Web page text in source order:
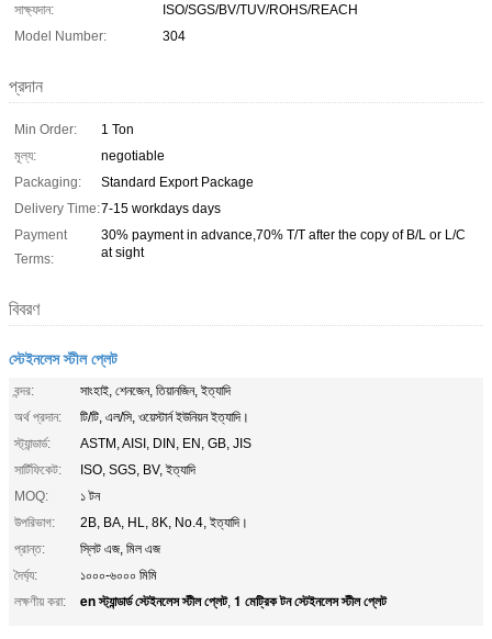
সাক্ষ্যদান:
ISO/SGS/BV/TUV/ROHS/REACH
Model Number:
304
প্রদান
Min Order:
1 Ton
মূল্য:
negotiable
Packaging:
Standard Export Package
Delivery Time:7-15 workdays days
Payment
Terms:
30% payment in advance,70% T/T after the copy of B/L or L/C
at sight
বিবরণ
স্টেইনলেস স্টীল প্লেট
বন্দর:
সাংহাই, শেনজেন, তিয়ানজিন, ইত্যাদি
অর্থ প্রদান:
টি/টি, এল/সি, ওয়েস্টার্ন ইউনিয়ন ইত্যাদি।
স্ট্যান্ডার্ড:
ASTM, AISI, DIN, EN, GB, JIS
সার্টিফিকেট:
ISO, SGS, BV, ইত্যাদি
MOQ:
১ টন
উপরিভাগ:
2B, BA, HL, 8K, No.4, ইত্যাদি।
প্রান্ত:
স্লিট এজ, মিল এজ
দৈর্ঘ্য:
১০০০-৬০০০ মিমি
লক্ষণীয় করা:
en স্ট্যান্ডার্ড স্টেইনলেস স্টীল প্লেট, 1 মেট্রিক টন স্টেইনলেস স্টীল প্লেট